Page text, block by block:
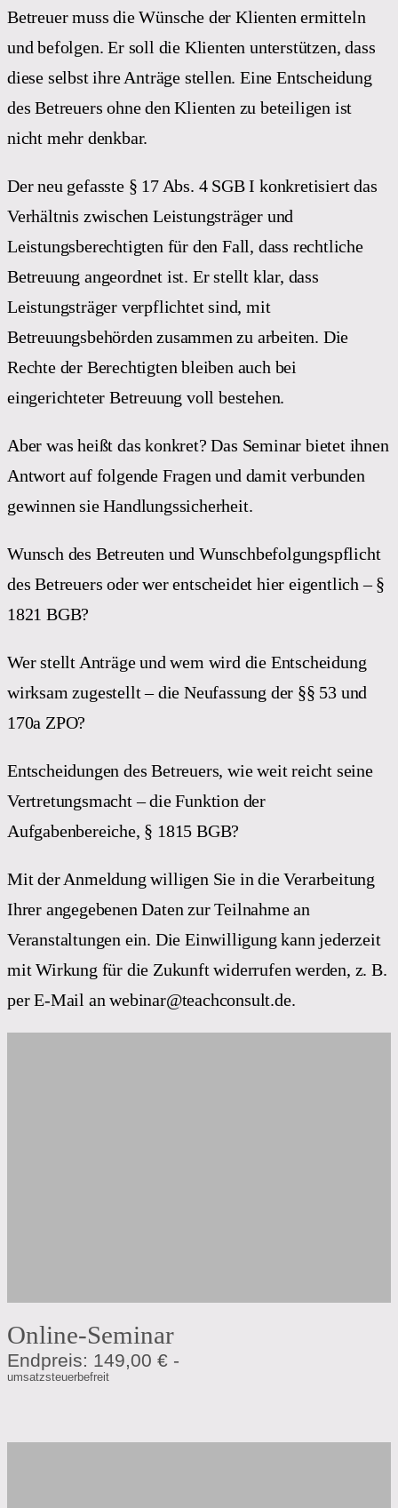
Betreuer muss die Wünsche der Klienten ermitteln
und befolgen. Er soll die Klienten unterstützen, dass
diese selbst ihre Anträge stellen. Eine Entscheidung
des Betreuers ohne den Klienten zu beteiligen ist
nicht mehr denkbar.
Der neu gefasste § 17 Abs. 4 SGB I konkretisiert das
Verhältnis zwischen Leistungsträger und
Leistungsberechtigten für den Fall, dass rechtliche
Betreuung angeordnet ist. Er stellt klar, dass
Leistungsträger verpflichtet sind, mit
Betreuungsbehörden zusammen zu arbeiten. Die
Rechte der Berechtigten bleiben auch bei
eingerichteter Betreuung voll bestehen.
Aber was heißt das konkret? Das Seminar bietet ihnen
Antwort auf folgende Fragen und damit verbunden
gewinnen sie Handlungssicherheit.
Wunsch des Betreuten und Wunschbefolgungspflicht
des Betreuers oder wer entscheidet hier eigentlich – §
1821 BGB?
Wer stellt Anträge und wem wird die Entscheidung
wirksam zugestellt – die Neufassung der §§ 53 und
170a ZPO?
Entscheidungen des Betreuers, wie weit reicht seine
Vertretungsmacht – die Funktion der
Aufgabenbereiche, § 1815 BGB?
Mit der Anmeldung willigen Sie in die Verarbeitung
Ihrer angegebenen Daten zur Teilnahme an
Veranstaltungen ein. Die Einwilligung kann jederzeit
mit Wirkung für die Zukunft widerrufen werden, z. B.
per E-Mail an webinar@teachconsult.de.
Online-Seminar
Endpreis: 149,00 € -
umsatzsteuerbefreit